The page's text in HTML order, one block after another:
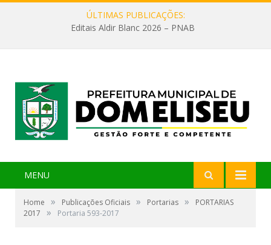
ÚLTIMAS PUBLICAÇÕES:
Editais Aldir Blanc 2026 – PNAB
MENU
Home » Publicações Oficiais » Portarias »
PORTARIAS
2017
» Portaria 593-2017